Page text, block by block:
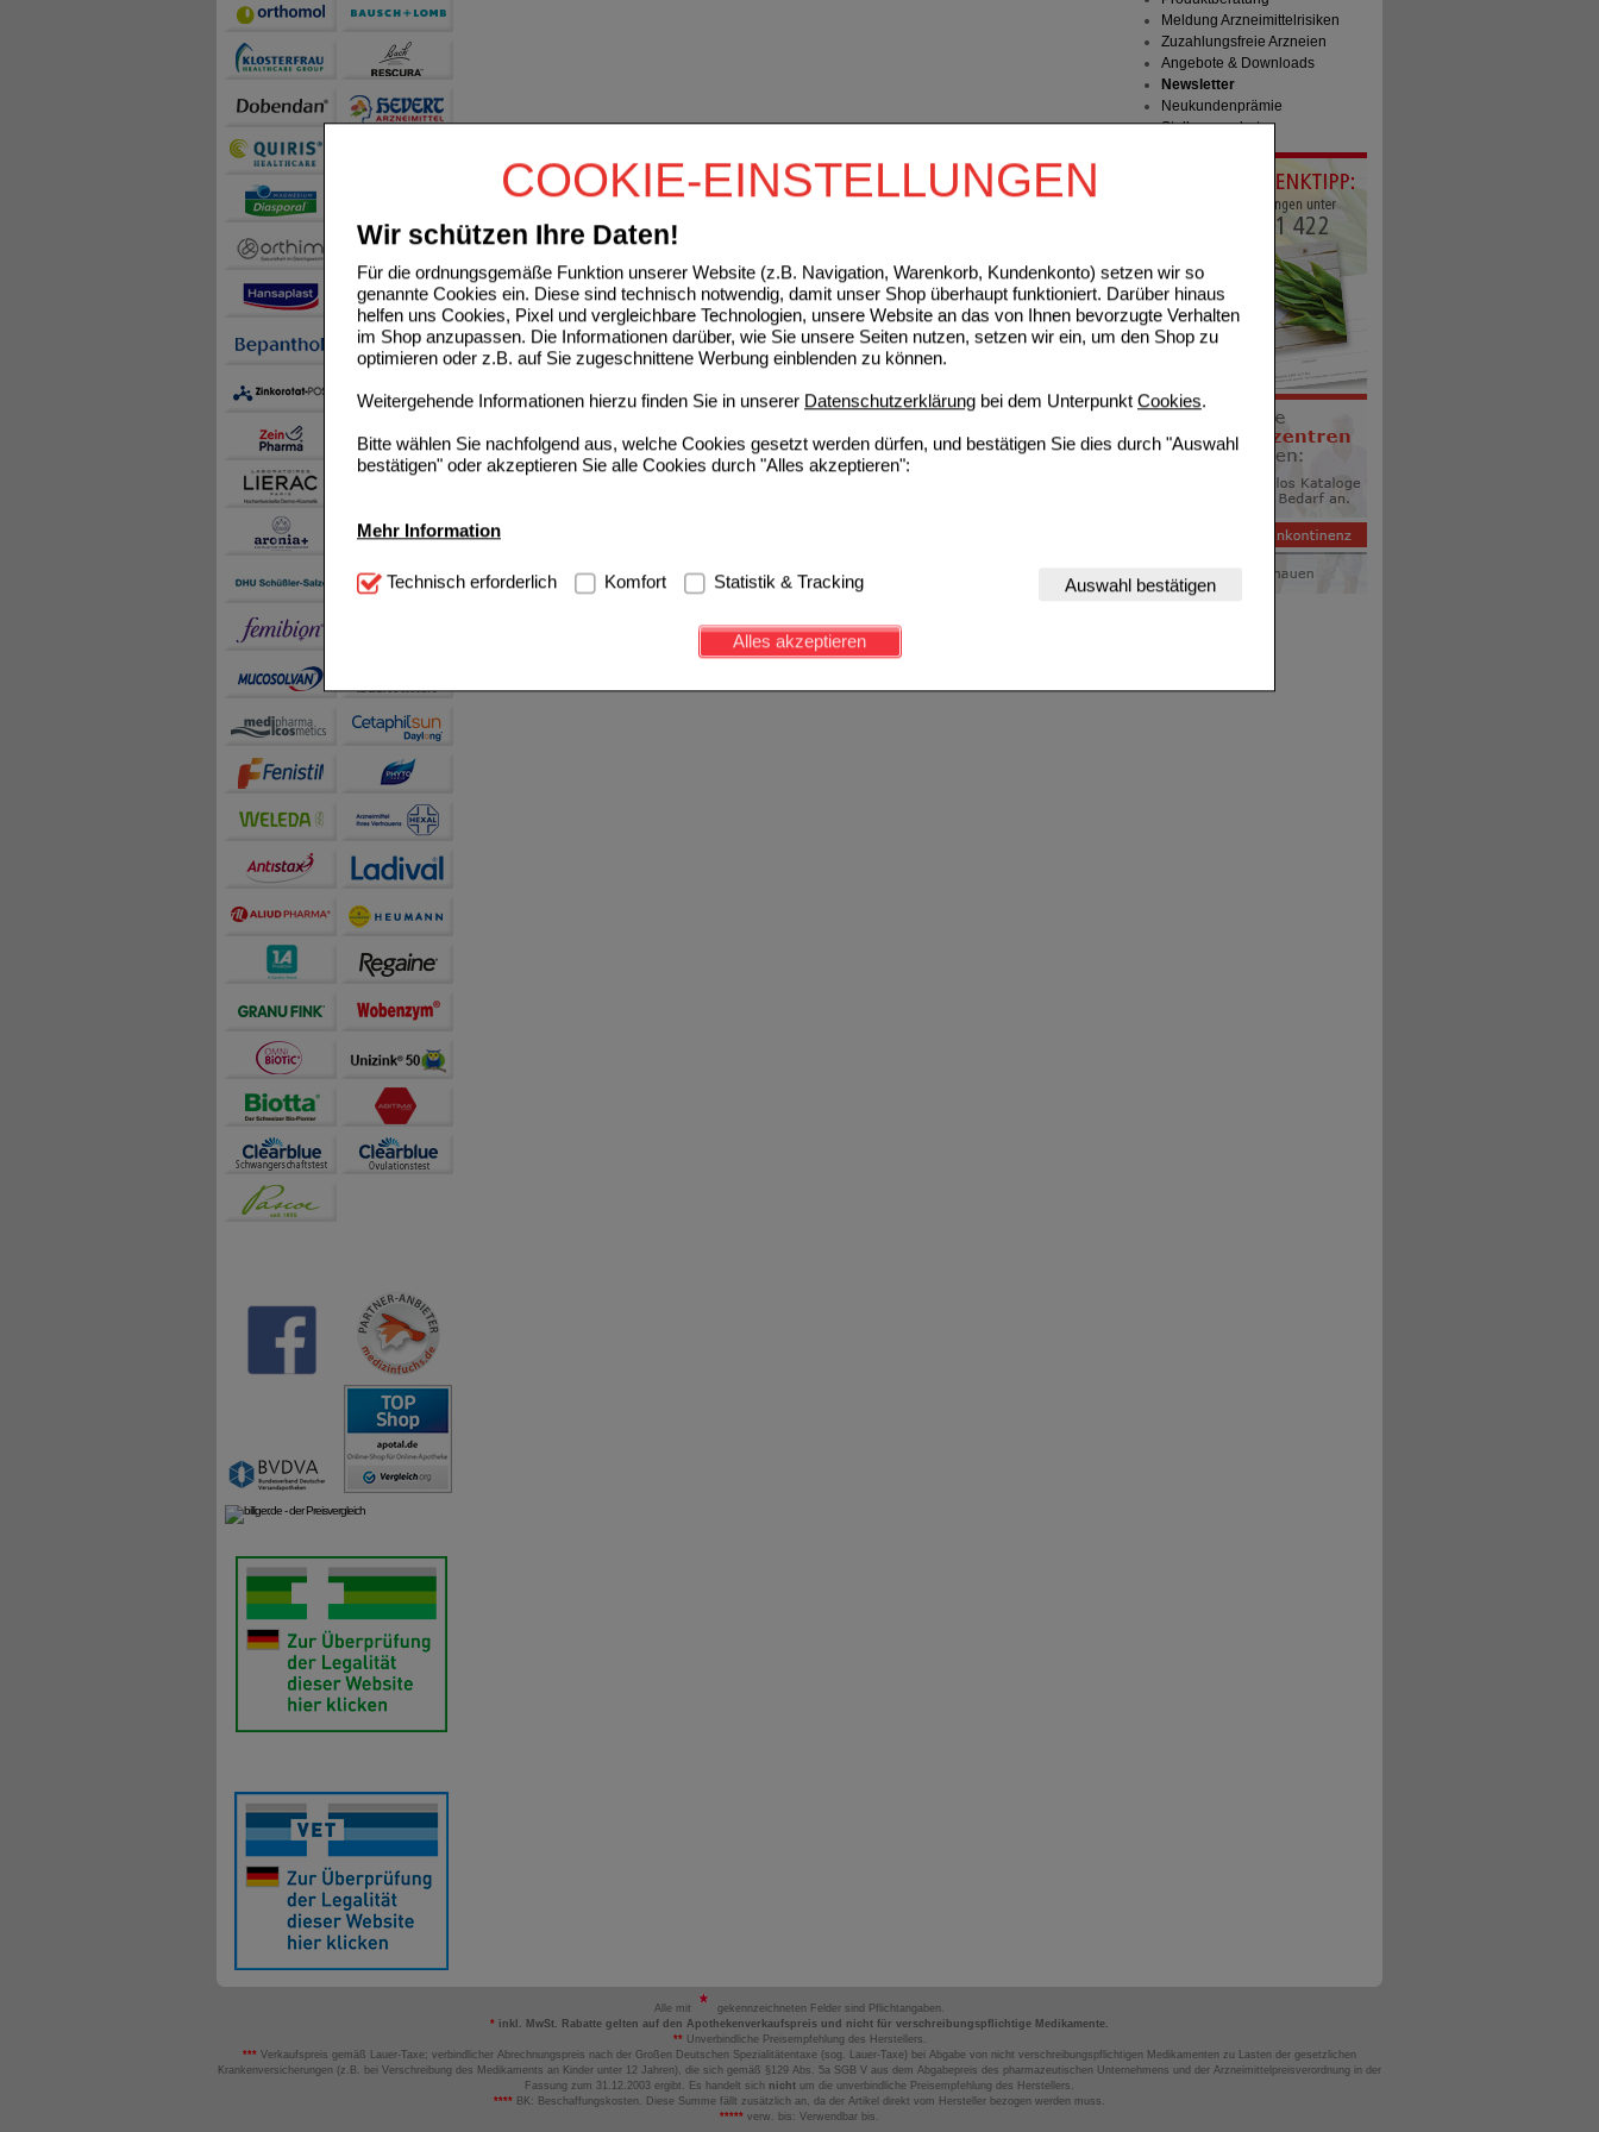
COOKIE-EINSTELLUNGEN
Wir schützen Ihre Daten!
Für die ordnungsgemäße Funktion unserer Website (z.B. Navigation, Warenkorb, Kundenkonto) setzen wir so
genannte Cookies ein. Diese sind technisch notwendig, damit unser Shop überhaupt funktioniert. Darüber hinaus
helfen uns Cookies, Pixel und vergleichbare Technologien, unsere Website an das von Ihnen bevorzugte Verhalten
im Shop anzupassen. Die Informationen darüber, wie Sie unsere Seiten nutzen, setzen wir ein, um den Shop zu
optimieren oder z.B. auf Sie zugeschnittene Werbung einblenden zu können.
Weitergehende Informationen hierzu finden Sie in unserer Datenschutzerklärung bei dem Unterpunkt Cookies.
Bitte wählen Sie nachfolgend aus, welche Cookies gesetzt werden dürfen, und bestätigen Sie dies durch "Auswahl
bestätigen" oder akzeptieren Sie alle Cookies durch "Alles akzeptieren":
Mehr Information
Technisch Notwendig: Hierbei handelt es sich um Cookies, die für die Grundfunktionen unserer Website
notwendig sind (z.B. Navigation, Warenkorb, Kundenkonto), weshalb auf diese nicht verzichtet werden kann.
Diese Cookies werden genutzt um das Einkaufserlebnis noch ansprechender zu gestalten,
beispielsweise für die Wiedererkennung des Besuchers oder unsere Seite an bevorzugte Verhaltensweisen (z.B.
Statistik & Tracking:
sammeln, mit deren Hilfe wir unsere Website weiter für Sie optimieren können, den Inhalt auf unserer Website aber
auch die Werbung auf Drittseiten möglichst relevant für Sie zu gestalten. Bitte beachten Sie, dass Daten hierfür
teilweise an Dritte wie z.B. Google oder soziale Medien übertragen werden.
Technisch erforderlich Komfort Statistik & Tracking Auswahl bestätigen
Alles akzeptieren
Meldung Arzneimittelrisiken
Zuzahlungsfreie Arzneien
Angebote & Downloads
Newsletter
Neukundenprämie
Stellenangebote
Alle mit
gekennzeichneten Felder sind Pflichtangaben.
* inkl. MwSt. Rabatte gelten auf den Apothekenverkaufspreis und nicht für verschreibungspflichtige Medikamente.
**Unverbindliche Preisempfehlung des Herstellers.
*** Verkaufspreis gemäß Lauer-Taxe; verbindlicher Abrechnungspreis nach der Großen Deutschen Spezialitätentaxe (sog. Lauer-Taxe) bei Abgabe von nicht verschreibungspflichtigen Medikamenten zu Lasten der gesetzlichen
Krankenversicherungen (z.B. bei Verschreibung des Medikaments an Kinder unter 12 Jahren), die sich gemäß §129 Abs. 5a SGB V aus dem Abgabepreis des pharmazeutischen Unternehmens und der Arzneimittelpreisverordnung in der
Fassung zum 31.12.2003 ergibt. Es handelt sich nicht um die unverbindliche Preisempfehlung des Herstellers.
**** BK: Beschaffungskosten. Diese Summe fällt zusätzlich an, da der Artikel direkt vom Hersteller bezogen werden muss.
***** verw. bis: Verwendbar bis.